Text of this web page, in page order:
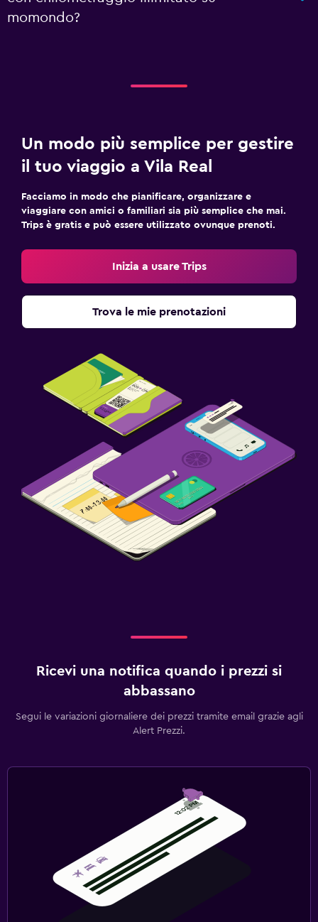
momondo?
Un modo più semplice per gestire
il tuo viaggio a Vila Real
Facciamo in modo che pianificare, organizzare e
viaggiare con amici o familiari sia più semplice che mai.
Trips è gratis e può essere utilizzato ovunque prenoti.
Inizia a usare Trips
Trova le mie prenotazioni
Ricevi una notifica quando i prezzi si
abbassano
Segui le variazioni giornaliere dei prezzi tramite email grazie agli
Alert Prezzi.